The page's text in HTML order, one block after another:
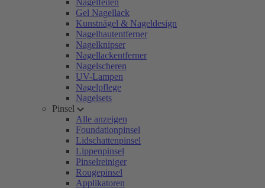
Nagelfeilen
Gel Nagellack
Kunstnägel & Nageldesign
Nagelhautentferner
Nagelknipser
Nagellackentferner
Nagelscheren
UV-Lampen
Nagelpflege
Nagelsets
Pinsel
Alle anzeigen
Foundationpinsel
Lidschattenpinsel
Lippenpinsel
Pinselreiniger
Rougepinsel
Applikatoren